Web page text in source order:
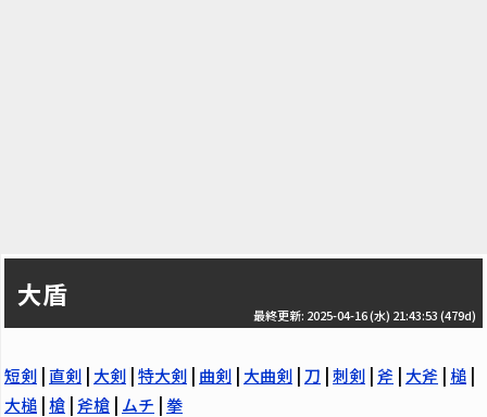
大盾
最終更新: 2025-04-16 (水) 21:43:53(479d)
短剣 直剣 大剣 特大剣 曲剣 大曲剣 刀 刺剣 斧 大斧 槌
大槌 槍 斧槍 ムチ 拳